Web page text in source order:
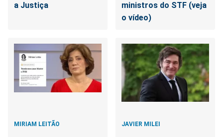
a Justiça
ministros do STF (veja
o vídeo)
MIRIAM LEITÃO JAVIER MILEI